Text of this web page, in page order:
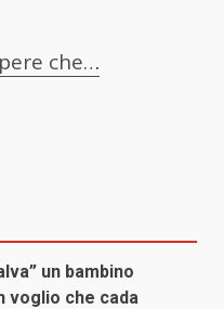
che…
un bambino
voglio che cada